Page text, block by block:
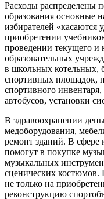
Расходы распределены
образования основные
избирателей «касаются
приобретении
проведении текущего и
образовательных
в школьных котельных,
спортивных площадок,
спортивного
автобусов, установки
В здравоохранении
медоборудования,
ремонт зданий. В сфере
помогут в покупке
музыкальных
сценических костюмов.
не только на
реконструкцию